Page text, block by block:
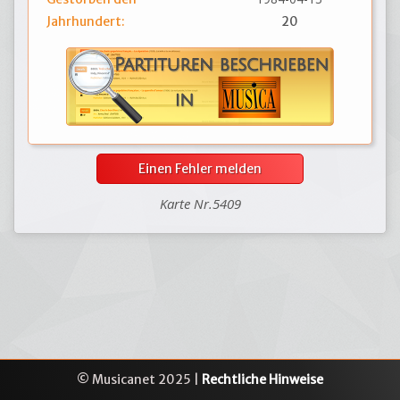
Jahrhundert: 20
Einen Fehler melden
Karte Nr.5409
© Musicanet 2025 | Rechtliche Hinweise